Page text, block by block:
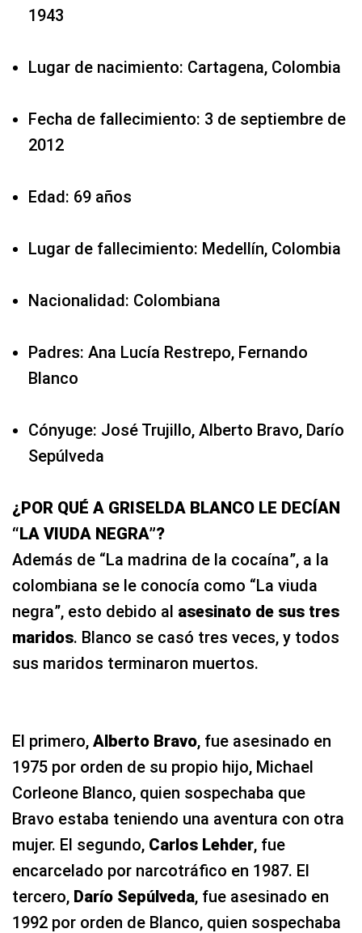
1943
Lugar de nacimiento: Cartagena, Colombia
Fecha de fallecimiento: 3 de septiembre de
2012
Edad: 69 años
Lugar de fallecimiento: Medellín, Colombia
Nacionalidad: Colombiana
Padres: Ana Lucía Restrepo, Fernando
Blanco
Cónyuge: José Trujillo, Alberto Bravo, Darío
Sepúlveda
¿POR QUÉ A GRISELDA BLANCO LE DECÍAN
“LA VIUDA NEGRA”?
Además de “La madrina de la cocaína”, a la
colombiana se le conocía como “La viuda
negra”, esto debido al asesinato de sus tres
maridos. Blanco se casó tres veces, y todos
sus maridos terminaron muertos.
El primero, Alberto Bravo, fue asesinado en
1975 por orden de su propio hijo, Michael
Corleone Blanco, quien sospechaba que
Bravo estaba teniendo una aventura con otra
mujer. El segundo, Carlos Lehder, fue
encarcelado por narcotráfico en 1987. El
tercero, Darío Sepúlveda, fue asesinado en
1992 por orden de Blanco, quien sospechaba